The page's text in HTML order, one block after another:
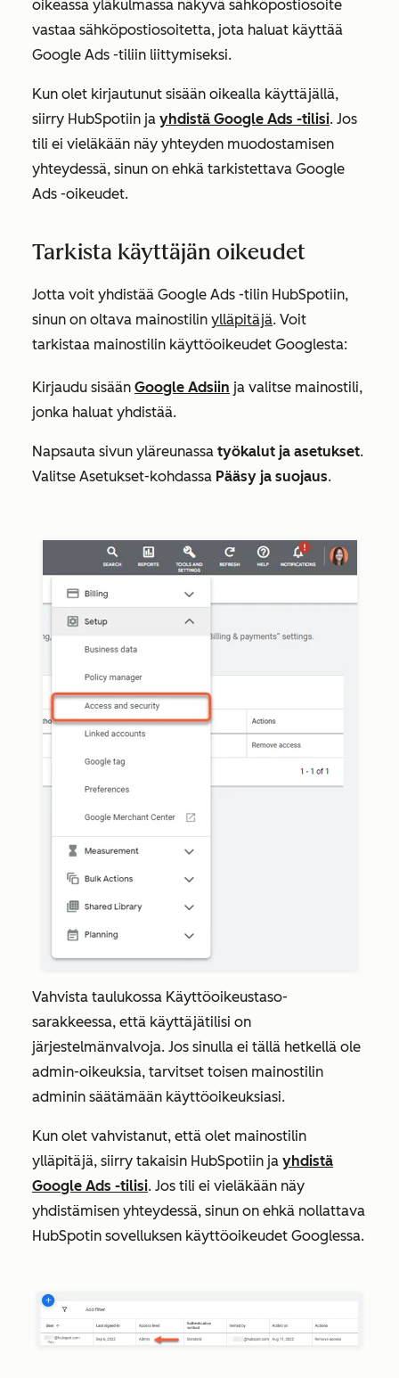
oikeassa yläkulmassa näkyvä sähköpostiosoite
vastaa sähköpostiosoitetta, jota haluat käyttää
Google Ads -tiliin liittymiseksi.
Kun olet kirjautunut sisään oikealla käyttäjällä,
siirry HubSpotiin ja yhdistä Google Ads -tilisi. Jos
tili ei vieläkään näy yhteyden muodostamisen
yhteydessä, sinun on ehkä tarkistettava Google
Ads -oikeudet.
Tarkista käyttäjän oikeudet
Jotta voit yhdistää Google Ads -tilin HubSpotiin,
sinun on oltava mainostilin ylläpitäjä. Voit
tarkistaa mainostilin käyttöoikeudet Googlesta:
Kirjaudu sisään Google Adsiin ja valitse mainostili,
jonka haluat yhdistää.
Napsauta sivun yläreunassa työkalut ja asetukset.
Valitse Asetukset-kohdassa Pääsy ja suojaus.
Vahvista taulukossa Käyttöoikeustaso-
sarakkeessa, että käyttäjätilisi on
järjestelmänvalvoja. Jos sinulla ei tällä hetkellä ole
admin-oikeuksia, tarvitset toisen mainostilin
adminin säätämään käyttöoikeuksiasi.
Kun olet vahvistanut, että olet mainostilin
ylläpitäjä, siirry takaisin HubSpotiin ja yhdistä
Google Ads -tilisi. Jos tili ei vieläkään näy
yhdistämisen yhteydessä, sinun on ehkä nollattava
HubSpotin sovelluksen käyttöoikeudet Googlessa.